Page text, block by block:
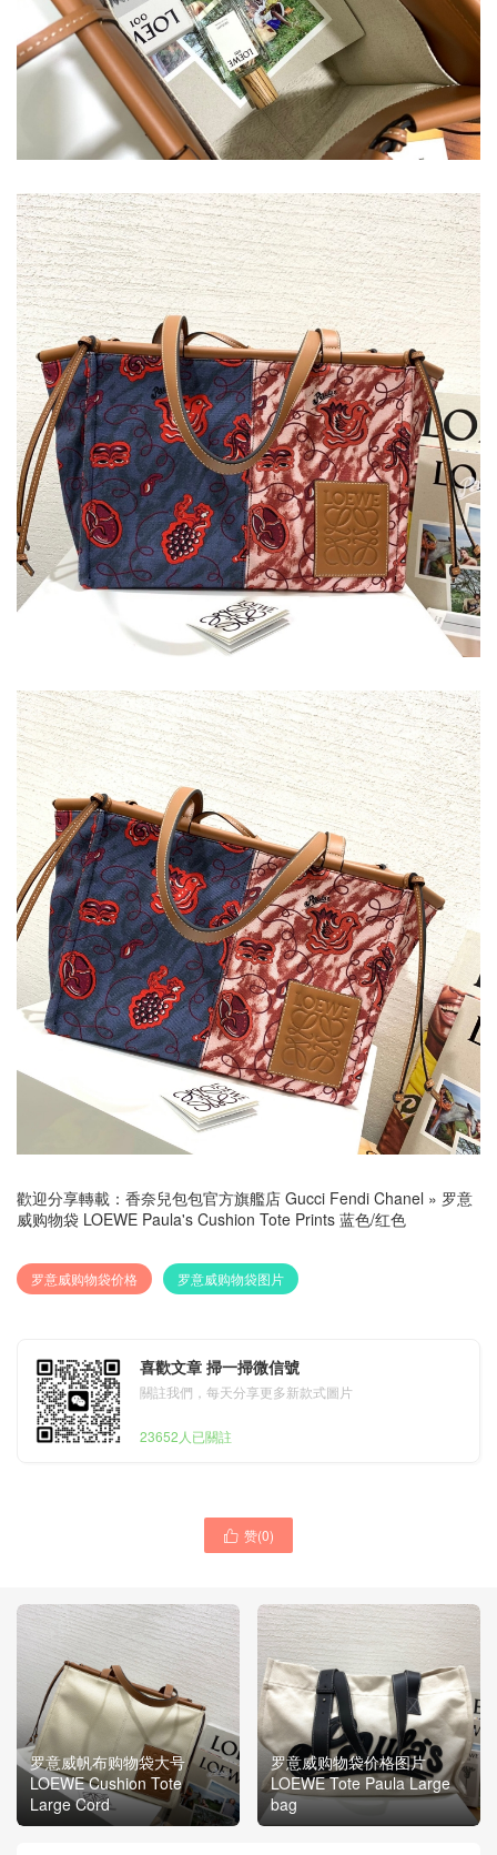
歡迎分享轉載： 香奈兒包包官方旗艦店 Gucci Fendi Chanel » 罗意
威购物袋 LOEWE Paula's Cushion Tote Prints 蓝色/红色
罗意威购物袋价格 罗意威购物袋图片
喜歡文章 掃一掃微信號
關註我們，每天分享更多新款式圖片
23652人已關註
 赞(0)
罗意威帆布购物袋大号
LOEWE Cushion Tote
Large Cord
罗意威购物袋价格图片
LOEWE Tote Paula Large
bag